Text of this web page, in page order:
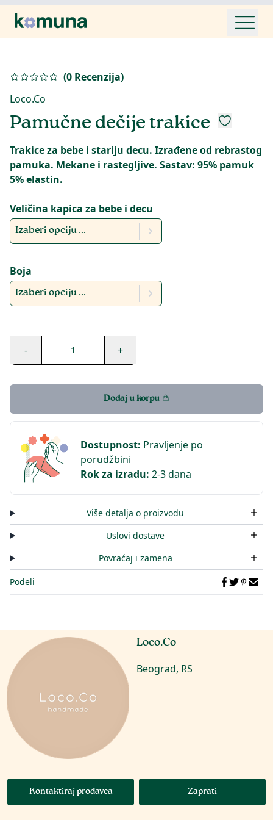
(0 Recenzija)
Loco.Co
Pamučne dečije trakice
Trakice za bebe i stariju decu. Izrađene od rebrastog
pamuka. Mekane i rastegljive. Sastav: 95% pamuk
5% elastin.
Veličina kapica za bebe i decu
Izaberi opciju ...
Boja
Izaberi opciju ...
- 1 +
Dodaj u korpu
Dostupnost: Pravljenje po
porudžbini
Rok za izradu: 2-3 dana
Više detalja o proizvodu
Uslovi dostave
Povraćaj i zamena
Podeli
Loco.Co
Beograd, RS
Kontaktiraj prodavca Zaprati